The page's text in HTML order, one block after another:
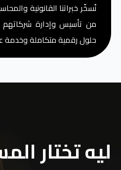
نُسخّر خبراتنا القانونية
من تأسيس وإدارة شركاتهم
حلول رقمية متكاملة وخدمة
ليه تختار